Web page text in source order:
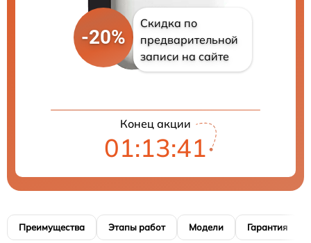
-20%
Скидка по
предварительной
записи на сайте
Конец акции
01:13:41
Преимущества Этапы работ Модели Гарантия